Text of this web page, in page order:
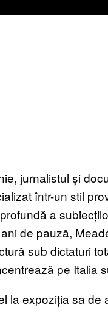
jurnalistul și
într-un stil
a
de pauză,
sub dictaturi
pe Italia
la expoziția sa